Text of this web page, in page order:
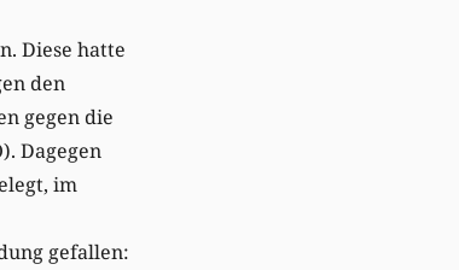
Diese hatte
den
gegen die
Dagegen
im
gefallen: